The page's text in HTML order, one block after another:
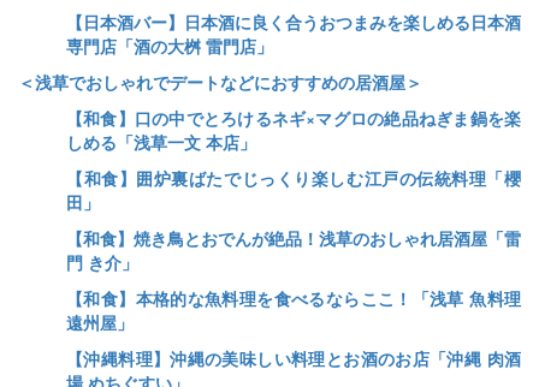
【日本酒バー】日本酒に良く合うおつまみを楽しめる日本酒
専門店「酒の大桝 雷門店」
＜浅草でおしゃれでデートなどにおすすめの居酒屋＞
【和食】口の中でとろけるネギ×マグロの絶品ねぎま鍋を楽
しめる「浅草一文 本店」
【和食】囲炉裏ばたでじっくり楽しむ江戸の伝統料理「櫻
田」
【和食】焼き鳥とおでんが絶品！浅草のおしゃれ居酒屋「雷
門 き介」
【和食】本格的な魚料理を食べるならここ！「浅草 魚料理
遠州屋」
【沖縄料理】沖縄の美味しい料理とお酒のお店「沖縄 肉酒